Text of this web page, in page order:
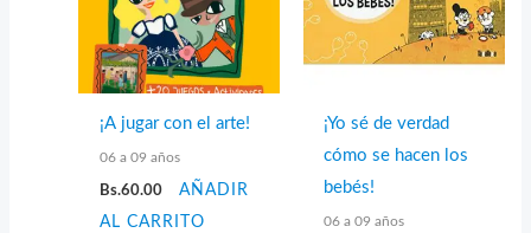
¡A jugar con el arte!
06 a 09 años
Bs.60.00
AÑADIR
AL CARRITO
¡Yo sé de verdad
cómo se hacen los
bebés!
06 a 09 años